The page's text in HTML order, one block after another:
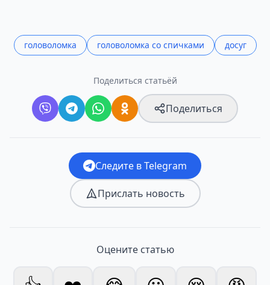
головоломка головоломка со спичками досуг
Поделиться статьёй
Поделиться
Следите в Telegram
Прислать новость
Оцените статью